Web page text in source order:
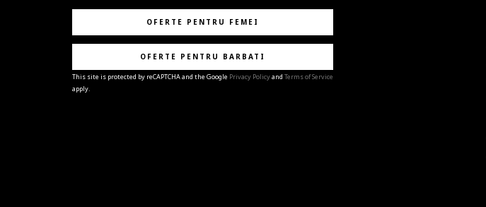
OFERTE PENTRU FEMEI
OFERTE PENTRU BARBATI
This site is protected by reCAPTCHA and the Google Privacy Policyand Terms of Service
apply.